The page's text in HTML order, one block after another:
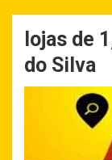
lojas de
do Silva